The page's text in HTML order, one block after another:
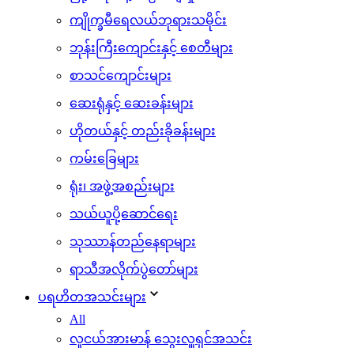
ကျိုက္ခမီရေလယ်ဘုရားသမိုင်း
ဘုန်းကြီးကျောင်းနှင့် စေတီများ
စာသင်ကျောင်းများ
ဆေးရုံနှင့် ဆေးခန်းများ
ဟိုတယ်နှင့် တည်းခိုခန်းများ
ကမ်းခြေများ
ရုံး၊ အဖွဲ့အစည်းများ
သယ်ယူပို့ဆောင်ရေး
သုဿာန်တည်နေရာများ
ရာသီအလိုက်ပွဲတော်များ
ပရဟိတအသင်းများ
All
လူငယ်အားမာန် သွေးလှူရှင်အသင်း